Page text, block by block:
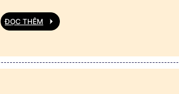
ĐỌC THÊM